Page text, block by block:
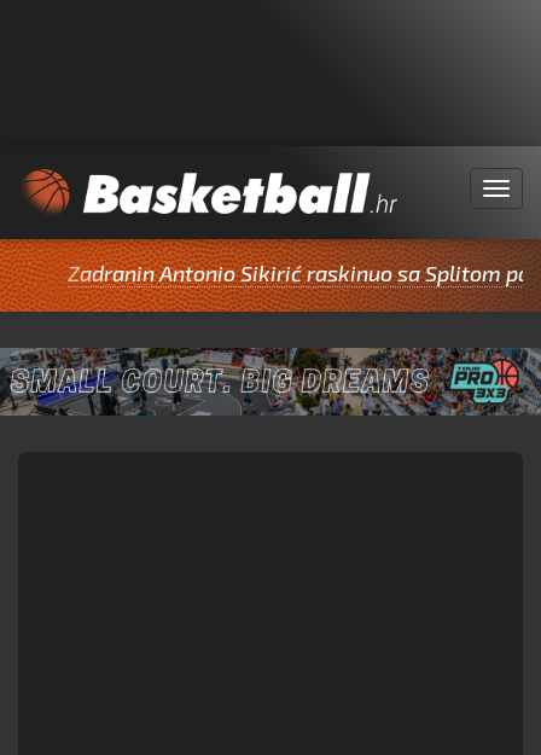
Menu
Zadranin Antonio Sikirić raskinuo sa Splitom pa